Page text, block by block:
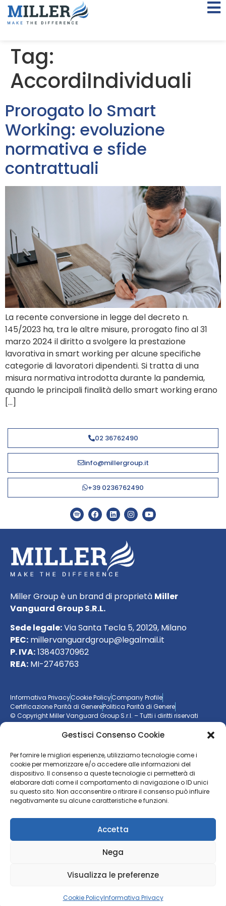
Gestisci Consenso Cookie
Per fornire le migliori esperienze, utilizziamo tecnologie come i
cookie per memorizzare e/o accedere alle informazioni del
dispositivo. Il consenso a queste tecnologie ci permetterà di
elaborare dati come il comportamento di navigazione o ID unici
su questo sito. Non acconsentire o ritirare il consenso può influire
negativamente su alcune caratteristiche e funzioni.
Accetta
Nega
Visualizza le preferenze
Cookie PolicyInformativa Privacy
Tag:
AccordiIndividuali
Prorogato lo Smart
Working: evoluzione
normativa e sfide
contrattuali
La recente conversione in legge del decreto n.
145/2023 ha, tra le altre misure, prorogato fino al 31
marzo 2024 il diritto a svolgere la prestazione
lavorativa in smart working per alcune specifiche
categorie di lavoratori dipendenti. Si tratta di una
misura normativa introdotta durante la pandemia,
quando le principali finalità dello smart working erano
[…]
02 36762490
info@millergroup.it
+39 0236762490
Miller Group è un brand di proprietà Miller
Vanguard Group S.R.L.
Sede legale:Via Santa Tecla 5, 20129, Milano
PEC: millervanguardgroup@legalmail.it
P. IVA:13840370962
REA: MI-2746763
Informativa PrivacyCookie PolicyCompany Profile
Certificazione Parità di GenerePolitica Parità di Genere
© Copyright Miller Vanguard Group S.r.l. – Tutti i diritti riservati
Vuoi essere aggiornato sul mondo delle imprese?
Resta sempre un passo avanti con la nostranewsletter
ISCRIVITI ALLA NEWSLETTER